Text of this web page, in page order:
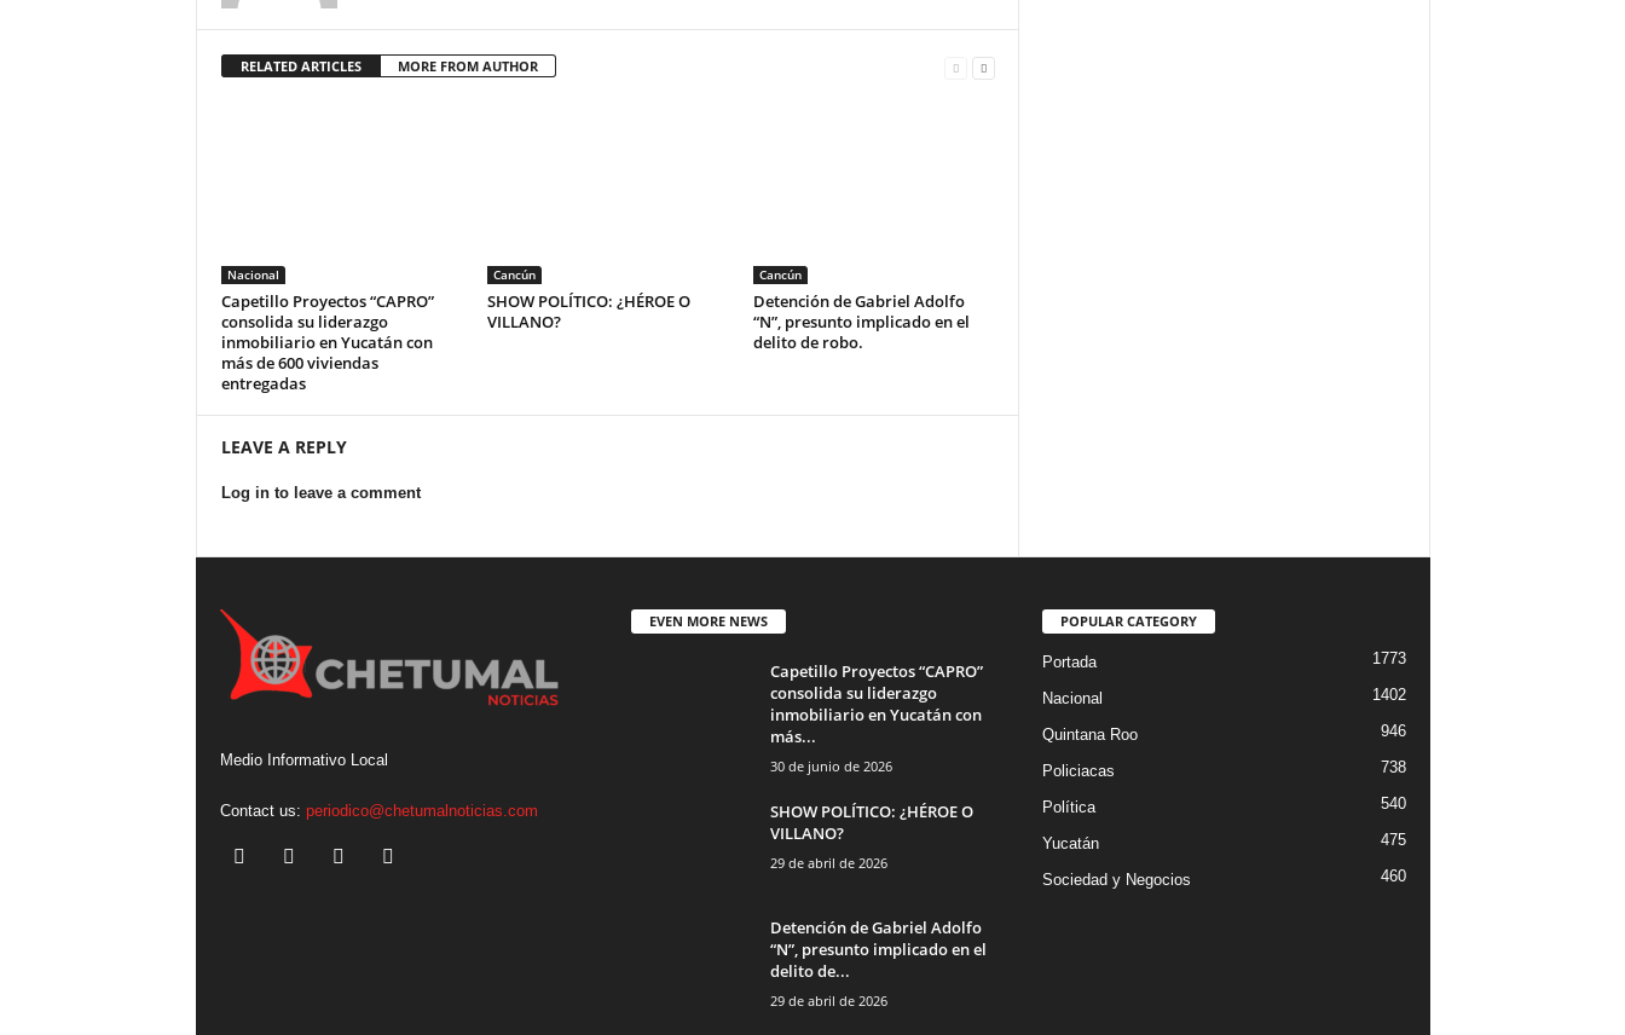
RELATED ARTICLES MORE FROM AUTHOR
Nacional
Capetillo Proyectos “CAPRO”
consolida su liderazgo
inmobiliario en Yucatán con
más de 600 viviendas
entregadas
Cancún
SHOW POLÍTICO: ¿HÉROE O
VILLANO?
Cancún
Detención de Gabriel Adolfo
“N”, presunto implicado en el
delito de robo.
LEAVE A REPLY
Log in to leave a comment
Medio Informativo Local
Contact us: periodico@chetumalnoticias.com
EVEN MORE NEWS
Capetillo Proyectos “CAPRO”
consolida su liderazgo
inmobiliario en Yucatán con
más...
30 de junio de 2026
SHOW POLÍTICO: ¿HÉROE O
VILLANO?
29 de abril de 2026
Detención de Gabriel Adolfo
“N”, presunto implicado en el
delito de...
29 de abril de 2026
POPULAR CATEGORY
Portada 1773
Nacional 1402
Quintana Roo 946
Policiacas 738
Política 540
Yucatán 475
Sociedad y Negocios 460